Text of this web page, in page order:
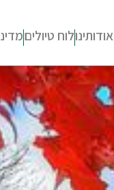
אודותינולוח טיולים